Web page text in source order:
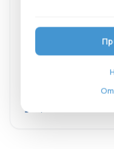
продукти за
Shelly Group е една
продажбите се